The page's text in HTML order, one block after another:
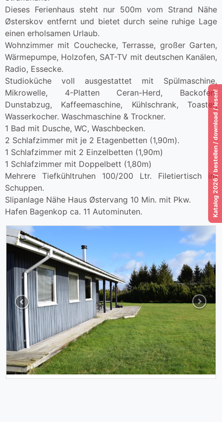
Katalog 2026 / bestellen / download / lesen!
Dieses Ferienhaus steht nur 500m vom Strand Nähe
Østerskov entfernt und bietet durch seine ruhige Lage
einen erholsamen Urlaub.
Wohnzimmer mit Couchecke, Terrasse, großer Garten,
Wärmepumpe, Holzofen, SAT-TV mit deutschen Kanälen,
Radio, Essecke.
Studioküche voll ausgestattet mit Spülmaschine,
Mikrowelle, 4-Platten Ceran-Herd, Backofen,
Dunstabzug, Kaffeemaschine, Kühlschrank, Toaster,
Wasserkocher. Waschmaschine & Trockner.
1 Bad mit Dusche, WC, Waschbecken.
2 Schlafzimmer mit je 2 Etagenbetten (1,90m).
1 Schlafzimmer mit 2 Einzelbetten (1,90m)
1 Schlafzimmer mit Doppelbett (1,80m)
Mehrere Tiefkühltruhen 100/200 Ltr. Filetiertisch im
Schuppen.
Slipanlage Nähe Haus Østervang 10 Min. mit Pkw.
Hafen Bagenkop ca. 11 Autominuten.
Previous Next